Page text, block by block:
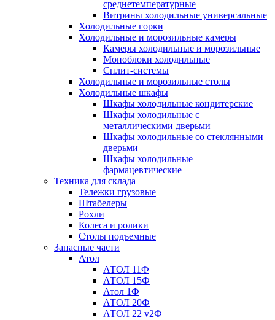
среднетемпературные
Витрины холодильные универсальные
Холодильные горки
Холодильные и морозильные камеры
Камеры холодильные и морозильные
Моноблоки холодильные
Сплит-системы
Холодильные и морозильные столы
Холодильные шкафы
Шкафы холодильные кондитерские
Шкафы холодильные с
металлическими дверьми
Шкафы холодильные со стеклянными
дверьми
Шкафы холодильные
фармацевтические
Техника для склада
Тележки грузовые
Штабелеры
Рохли
Колеса и ролики
Столы подъемные
Запасные части
Атол
АТОЛ 11Ф
АТОЛ 15Ф
Атол 1Ф
АТОЛ 20Ф
АТОЛ 22 v2Ф